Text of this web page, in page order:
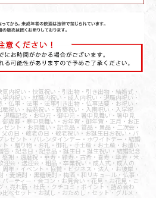
内祝い・快気祝い・引出物・引き出物・結婚式・
内祝い・就職内祝い・成人内祝い・退職内祝い・
仏事・法事・法事引き出物・仏事法要・お祝い・
祝い・結婚祝い・新築祝い・入園祝い・入学祝
退職記念・お中元・御中元・暑中見舞い・暑中見
歳暮・寒中見舞い・お年賀・御年賀・正月・お正
ント・お見舞い・記念品・賞品・景品・二次会・
の日・敬老の日・敬老祝い・お誕生日お祝い・バ
レゼント・バレンタインデー・ホワイトデー・結婚
・贈り物・お礼・御礼・手土産・お土産・お遣い
・記念日・記念品・誕生日・誕生祝い・結婚記念
謝・還暦祝・華寿・緑寿・古希・喜寿・傘寿・米
迎会・送迎会・粗品・卒業祝い・成人式・成人の
年・イベント・協賛・ビジネス・法人・お彼岸・
麦焼酎・黒糖焼酎・梅酒・和リキュール・仏事・
ーティー・合コン・お見合い・花見・お花見・こ
・売れ筋・杜氏・クチコミ・ポイント・詰め合わ
べセット・お試し・おためし・セット・グルメ・